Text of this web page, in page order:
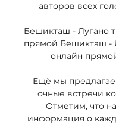
авторов всех
Бешикташ - Лугано
прямой Бешикташ -
онлайн
Ещё мы
очные встречи
Отметим, что
информация о